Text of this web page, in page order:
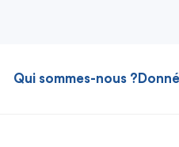
Qui sommes-nous ?